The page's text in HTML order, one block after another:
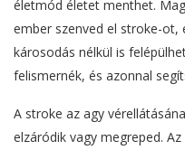
életmód életet menthet.
ember szenved el stroke-ot,
károsodás nélkül is
felismernék, és azonnal
A stroke az agy
elzáródik vagy megreped.